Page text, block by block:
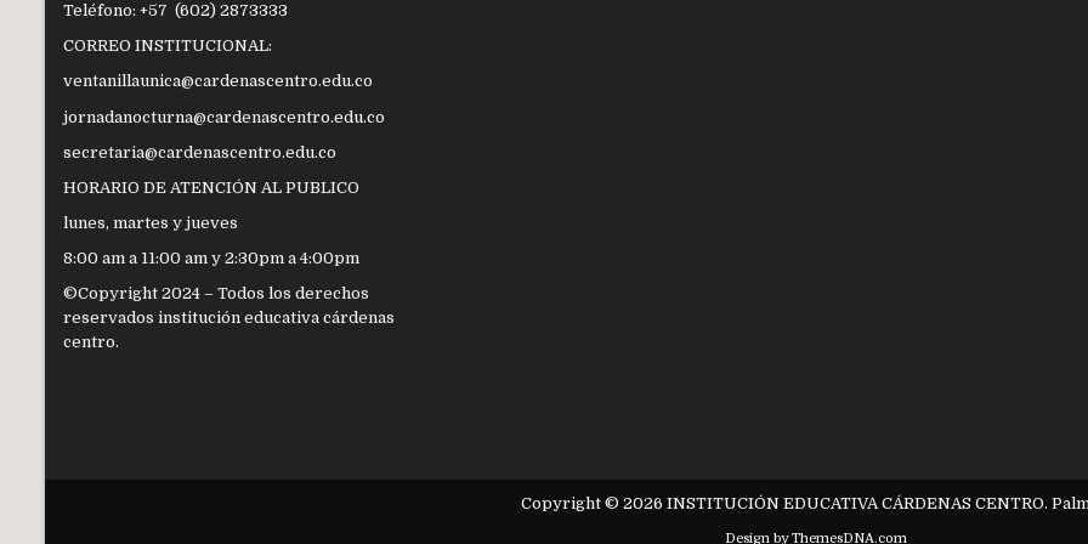
Teléfono: +57 (602) 2873333
CORREO INSTITUCIONAL:
ventanillaunica@cardenascentro.edu.co
jornadanocturna@cardenascentro.edu.co
secretaria@cardenascentro.edu.co
HORARIO DE ATENCIÓN AL PUBLICO
lunes, martes y jueves
8:00 am a 11:00 am y 2:30pm a 4:00pm
©Copyright 2024 – Todos los derechos
reservados institución educativa cárdenas
centro.
Copyright © 2026 INSTITUCIÓN EDUCATIVA CÁRDENAS CENTRO.
Design by ThemesDNA.com